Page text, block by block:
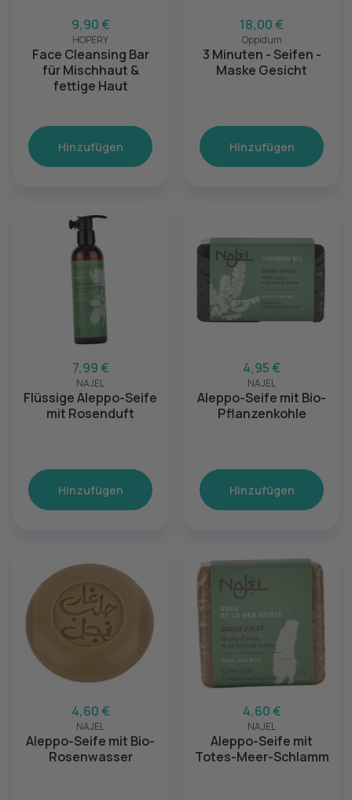
9,90 €
HOPERY
Face Cleansing Bar
für Mischhaut &
fettige Haut
Hinzufügen
18,00 €
Oppidum
3 Minuten - Seifen -
Maske Gesicht
Hinzufügen
7,99 €
NAJEL
Flüssige Aleppo-Seife
mit Rosenduft
Hinzufügen
4,95 €
NAJEL
Aleppo-Seife mit Bio-
Pflanzenkohle
Hinzufügen
4,60 €
NAJEL
Aleppo-Seife mit Bio-
Rosenwasser
4,60 €
NAJEL
Aleppo-Seife mit
Totes-Meer-Schlamm